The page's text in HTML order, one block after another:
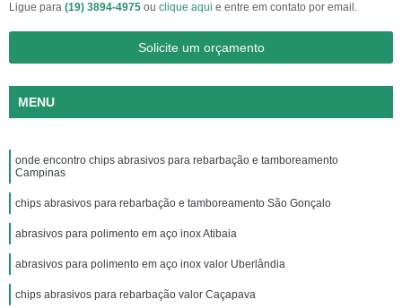
Ligue para (19) 3894-4975 ou clique aqui e entre em contato por email.
Solicite um orçamento
MENU
onde encontro chips abrasivos para rebarbação e tamboreamento
Campinas
chips abrasivos para rebarbação e tamboreamento São Gonçalo
abrasivos para polimento em aço inox Atibaia
abrasivos para polimento em aço inox valor Uberlândia
chips abrasivos para rebarbação valor Caçapava